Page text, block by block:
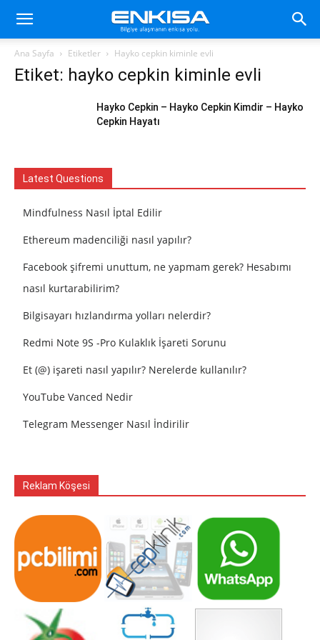
Ana Sayfa Etiketler Hayko cepkin kiminle evli
Etiket: hayko cepkin kiminle evli
Hayko Cepkin – Hayko Cepkin Kimdir – Hayko
Cepkin Hayatı
Latest Questions
Mindfulness Nasıl İptal Edilir
Ethereum madenciliği nasıl yapılır?
Facebook şifremi unuttum, ne yapmam gerek? Hesabımı
nasıl kurtarabilirim?
Bilgisayarı hızlandırma yolları nelerdir?
Redmi Note 9S -Pro Kulaklık İşareti Sorunu
Et (@) işareti nasıl yapılır? Nerelerde kullanılır?
YouTube Vanced Nedir
Telegram Messenger Nasıl İndirilir
Reklam Köşesi